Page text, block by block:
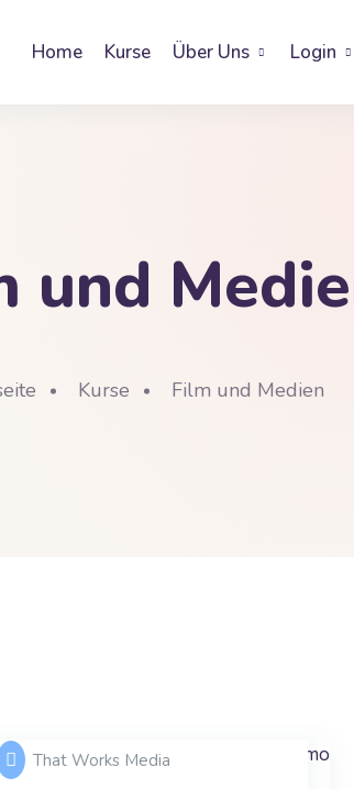
Home Kurse Über Uns Login
und
Kurse Film und Medien
That Works Media